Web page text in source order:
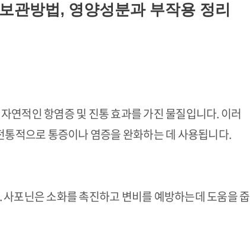
관방법, 영양성분과 부작용 정리
연적인 항염증 및 진통 효과를 가진 물질입니다. 이러
적으로 통증이나 염증을 완화하는 데 사용됩니다.
포닌은 소화를 촉진하고 변비를 예방하는데 도움을 줍